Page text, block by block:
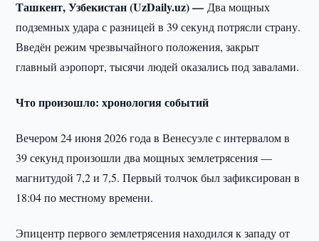
Ташкент, Узбекистан (UzDaily.uz) —Два мощных
подземных удара с разницей в 39 секунд потрясли страну.
Введён режим чрезвычайного положения, закрыт
главный аэропорт, тысячи людей оказались под завалами.
Что произошло: хронология событий
Вечером 24 июня 2026 года в Венесуэле с интервалом в
39 секунд произошли два мощных землетрясения —
магнитудой 7,2 и 7,5. Первый толчок был зафиксирован в
18:04 по местному времени.
Эпицентр первого землетрясения находился к западу от